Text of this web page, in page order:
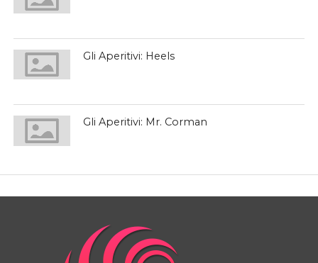
Gli Aperitivi: Heels
Gli Aperitivi: Mr. Corman